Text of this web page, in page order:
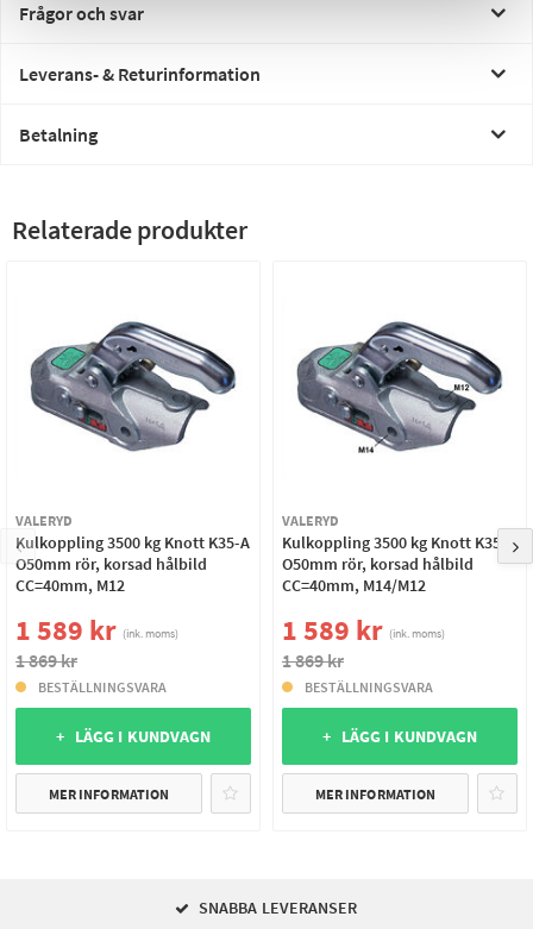
Frågor och svar
Leverans- & Returinformation
Betalning
Relaterade produkter
VALERYD
Kulkoppling 3500 kg Knott K35-A
O50mm rör, korsad hålbild
CC=40mm, M12
1 589 kr (ink. moms)
1 869 kr
BESTÄLLNINGSVARA
+ LÄGG I KUNDVAGN
MER INFORMATION
VALERYD
Kulkoppling 3500 kg Knott K35-A
O50mm rör, korsad hålbild
CC=40mm, M14/M12
1 589 kr (ink. moms)
1 869 kr
BESTÄLLNINGSVARA
+ LÄGG I KUNDVAGN
MER INFORMATION
SNABBA LEVERANSER